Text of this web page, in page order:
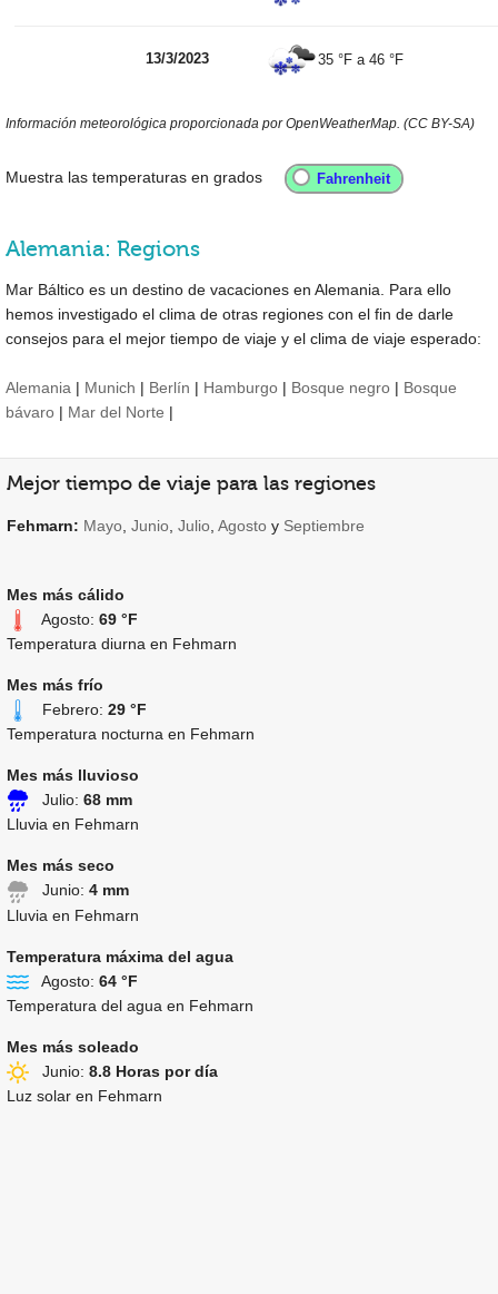
13/3/2023 35 °F a46 °F
Información meteorológica proporcionada por OpenWeatherMap. (CC BY-SA)
Muestra las temperaturas en grados
Alemania: Regions
Mar Báltico es un destino de vacaciones en Alemania. Para ello
hemos investigado el clima de otras regiones con el fin de darle
consejos para el mejor tiempo de viaje y el clima de viaje esperado:
Alemania | Munich | Berlín | Hamburgo | Bosque negro | Bosque
bávaro | Mar del Norte |
Mejor tiempo de viaje para las regiones
Fehmarn: Mayo Junio Julio Agosto y Septiembre
Mes más cálido
Agosto: 69 °F
Temperatura diurna en Fehmarn
Mes más frío
Febrero: 29 °F
Temperatura nocturna en Fehmarn
Mes más lluvioso
Julio: 68 mm
Lluvia en Fehmarn
Mes más seco
Junio: 4 mm
Lluvia en Fehmarn
Temperatura máxima del agua
Agosto: 64 °F
Temperatura del agua en Fehmarn
Mes más soleado
Junio: 8.8 Horas por día
Luz solar en Fehmarn